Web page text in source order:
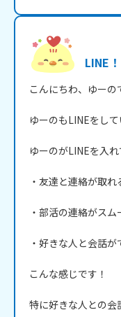
LINE！
こんにちわ、ゆー
ゆーのもLINEをして
ゆーのがLINEを入れ
・友達と連絡が取れ
・部活の連絡がスム
・好きな人と会話が
こんな感じです！
特に好きな人との会